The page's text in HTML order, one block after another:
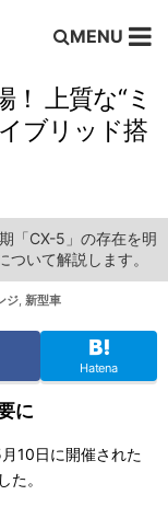
MENU
上質な“ミ
ブリッド搭
「CX-5」の存在を明
いて解説します。
ジ, 新型車
Hatena
に
10日に開催された
た。